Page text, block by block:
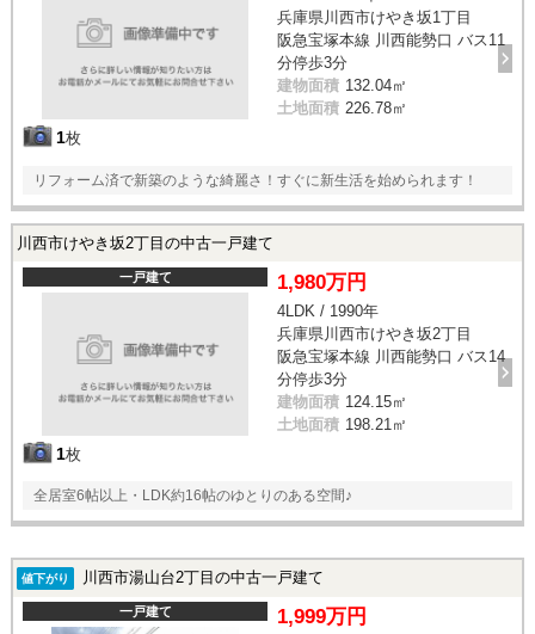
1枚
兵庫県川西市けやき坂1丁目
阪急宝塚本線 川西能勢口 バス11
分停歩3分
建物面積 132.04㎡
土地面積 226.78㎡
リフォーム済で新築のような綺麗さ！すぐに新生活を始められます！
川西市けやき坂2丁目の中古一戸建て
一戸建て
1枚
1,980万円
4LDK / 1990年
兵庫県川西市けやき坂2丁目
阪急宝塚本線 川西能勢口 バス14
分停歩3分
建物面積 124.15㎡
土地面積 198.21㎡
全居室6帖以上・LDK約16帖のゆとりのある空間♪
値下がり 川西市湯山台2丁目の中古一戸建て
一戸建て 1,999万円